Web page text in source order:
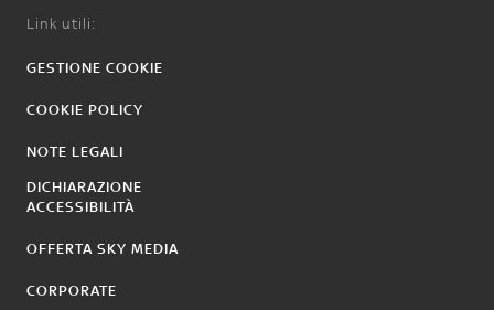
Link utili:
GESTIONE COOKIE
COOKIE POLICY
NOTE LEGALI
DICHIARAZIONE
ACCESSIBILITÀ
OFFERTA SKY MEDIA
CORPORATE